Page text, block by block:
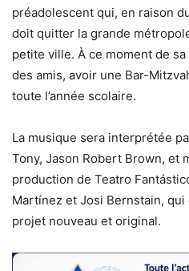
préadolescent qui, en raison
doit quitter la grande
petite ville. À ce moment de
des amis, avoir une Bar-
toute l’année scolaire.
La musique sera interprétée
Tony, Jason Robert Brown, et
production de Teatro
Martínez et Josi Bernstain, qui
projet nouveau et original.